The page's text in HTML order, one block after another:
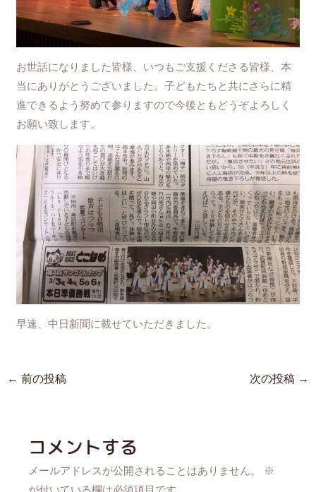
お世話になりました皆様、いつもご支援くださる皆様、本
当にありがとうございました。子どもたちと共にさらに精
進できるよう努めて参りますので今後ともどうぞよろしく
お願い致します。
早速、中日新聞に載せていただきました。
← 前の投稿 次の投稿 →
コメントする
メールアドレスが公開されることはありません。
※